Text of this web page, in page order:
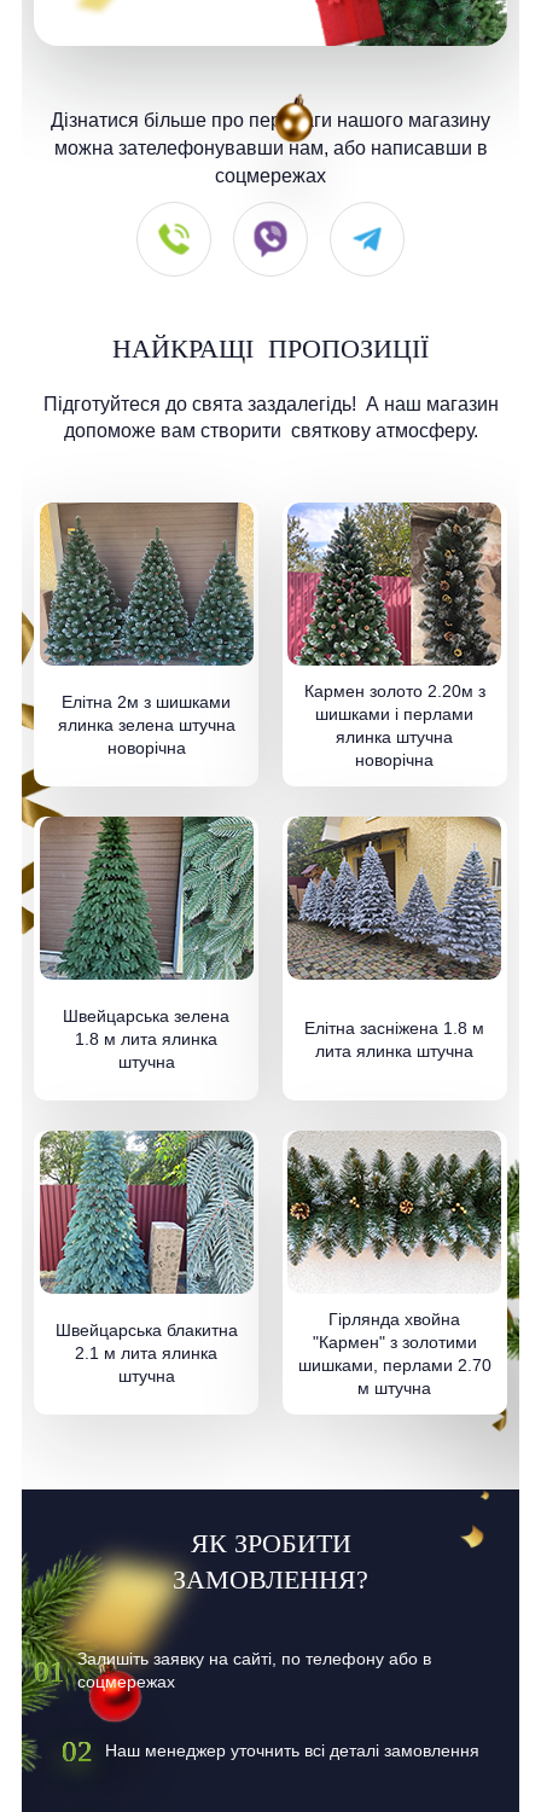
Дізнатися більше про переваги нашого магазину
можна зателефонувавши нам, або написавши в
соцмережах
НАЙКРАЩІ ПРОПОЗИЦІЇ
Підготуйтеся до свята заздалегідь! А наш магазин
допоможе вам створити святкову атмосферу.
Елітна 2м з шишками
ялинка зелена штучна
новорічна
Кармен золото 2.20м з
шишками і перлами
ялинка штучна
новорічна
Швейцарська зелена
1.8 м лита ялинка
штучна
Елітна засніжена 1.8 м
лита ялинка штучна
Швейцарська блакитна
2.1 м лита ялинка
штучна
Гірлянда хвойна
"Кармен" з золотими
шишками, перлами 2.70
м штучна
ЯК ЗРОБИТИ
ЗАМОВЛЕННЯ?
01
Залишіть заявку на сайті, по телефону або в
соцмережах
02 Наш менеджер уточнить всі деталі замовлення